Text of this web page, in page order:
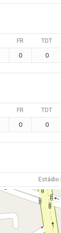
FR TDT
0 0
FR TDT
0 0
Estádio